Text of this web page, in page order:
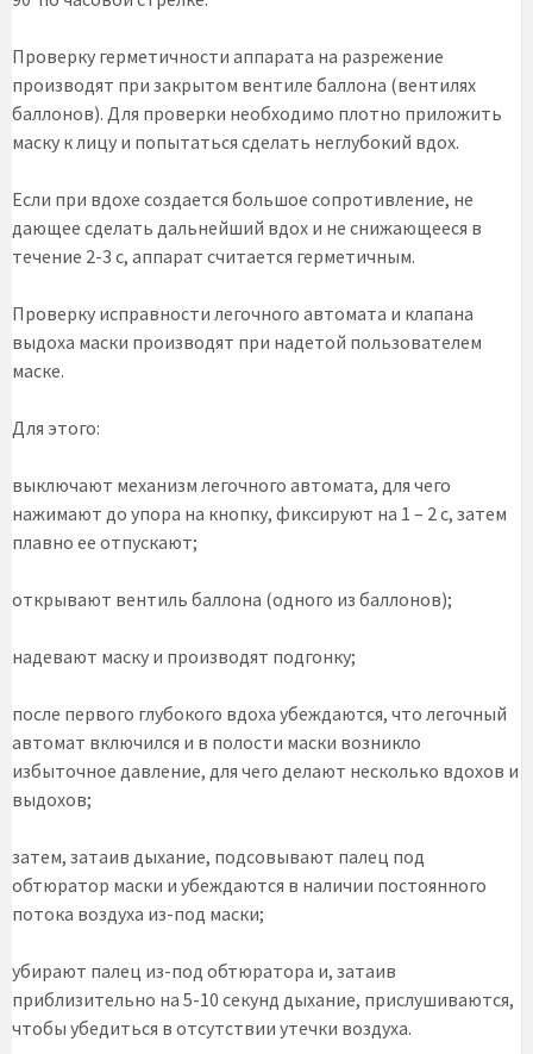
Проверку герметичности аппарата на разрежение
производят при закрытом вентиле баллона (вентилях
баллонов). Для проверки необходимо плотно приложить
маску к лицу и попытаться сделать неглубокий вдох.
Если при вдохе создается большое сопротивление, не
дающее сделать дальнейший вдох и не снижающееся в
течение 2-3 с, аппарат считается герметичным.
Проверку исправности легочного автомата и клапана
выдоха маски производят при надетой пользователем
маске.
Для этого:
выключают механизм легочного автомата, для чего
нажимают до упора на кнопку, фиксируют на 1 – 2 с, затем
плавно ее отпускают;
открывают вентиль баллона (одного из баллонов);
надевают маску и производят подгонку;
после первого глубокого вдоха убеждаются, что легочный
автомат включился и в полости маски возникло
избыточное давление, для чего делают несколько вдохов и
выдохов;
затем, затаив дыхание, подсовывают палец под
обтюратор маски и убеждаются в наличии постоянного
потока воздуха из-под маски;
убирают палец из-под обтюратора и, затаив
приблизительно на 5-10 секунд дыхание, прислушиваются,
чтобы убедиться в отсутствии утечки воздуха.